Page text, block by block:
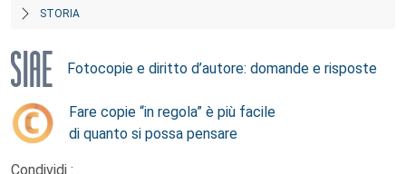
STORIA
Fotocopie e diritto d’autore: domande e risposte
Fare copie “in regola” è più facile
di quanto si possa pensare
Condividi :